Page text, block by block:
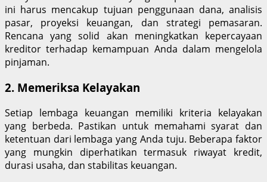
ini harus mencakup tujuan penggunaan dana, analisis
pasar, proyeksi keuangan, dan strategi pemasaran.
Rencana yang solid akan meningkatkan kepercayaan
kreditor terhadap kemampuan Anda dalam mengelola
pinjaman.
2. Memeriksa Kelayakan
Setiap lembaga keuangan memiliki kriteria kelayakan
yang berbeda. Pastikan untuk memahami syarat dan
ketentuan dari lembaga yang Anda tuju. Beberapa faktor
yang mungkin diperhatikan termasuk riwayat kredit,
durasi usaha, dan stabilitas keuangan.